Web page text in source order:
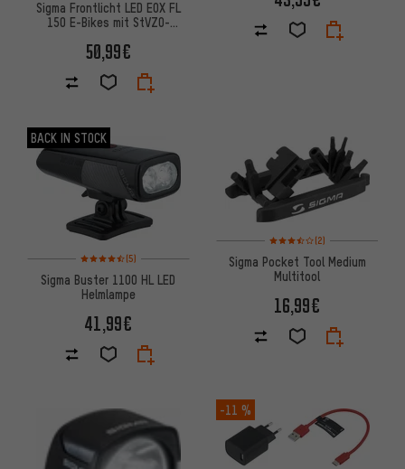
Sigma Frontlicht LED EOX FL
150 E-Bikes mit StVZO-
50,99€
BACK IN STOCK
Bewertungen: 4,5 von 5 basierend auf 5 Bewertungen
(5)
Sigma Buster 1100 HL LED
Helmlampe
41,99€
Bewertungen: 3,5 von 5
(2)
Sigma Pocket Tool Medium
Multitool
16,99€
-11 %